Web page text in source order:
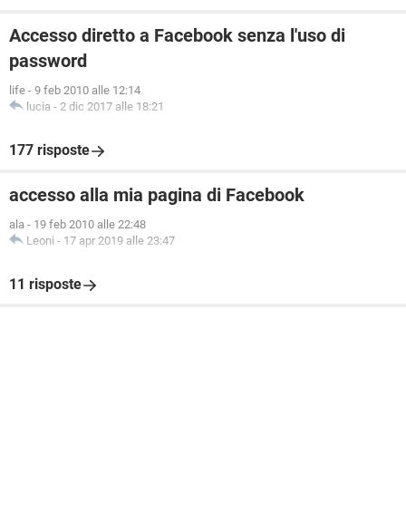
Accesso diretto a Facebook senza l'uso di
password
life - 9 feb 2010 alle 12:14
lucia - 2 dic 2017 alle 18:21
177 risposte
accesso alla mia pagina di Facebook
ala - 19 feb 2010 alle 22:48
Leoni - 17 apr 2019 alle 23:47
11 risposte